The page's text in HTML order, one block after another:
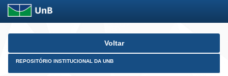
Skip
Voltar
REPOSITÓRIO INSTITUCIONAL DA UNB